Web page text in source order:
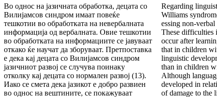
Во од­нос на јазичната обработка, децата со
Ви­лијам­сов синдром имаат повеќе
тешкотии во обра­бот­ката на невербалната
информација од вер­бал­ната. Овие тешкотии
во обработката на ин­фор­мациите се јавуваат
откако ќе научат да збо­руваат. Претпоставка
е дека кај децата со Ви­лијамсов синдром
јазичниот развој се слу­чува поинаку
отколку кај децата со нормален развој (13).
Иако се смета дека јазикот е добро развиен
во однос на вештините, се покажуваат
Regarding
Williams
essing non-
These difficulties
occur after
that in chil­dren
linguistic
than in chil­dren
Although
developed in
of damage to the